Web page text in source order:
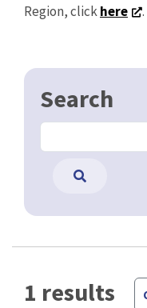
Region, clickhere .
Search
1 results